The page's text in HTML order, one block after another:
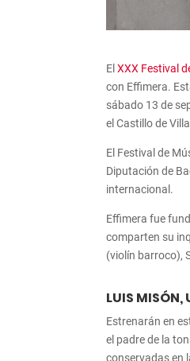
ElXXX Festival
con Effimera.
sábado 13 de
el Castillo de
El Festival de
Diputación de
internacional.
Effimera fue
comparten su
(violín barroco),
LUIS MISÓN,
Estrenarán en
el padre de la
conservadas en